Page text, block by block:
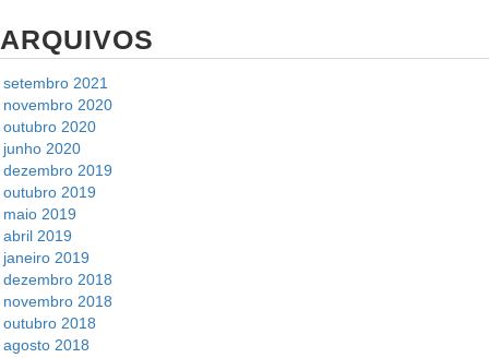
ARQUIVOS
setembro 2021
novembro 2020
outubro 2020
junho 2020
dezembro 2019
outubro 2019
maio 2019
abril 2019
janeiro 2019
dezembro 2018
novembro 2018
outubro 2018
agosto 2018